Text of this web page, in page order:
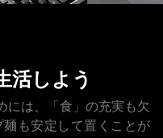
活しよう
には、「食」の充実も欠
も安定して置くことが